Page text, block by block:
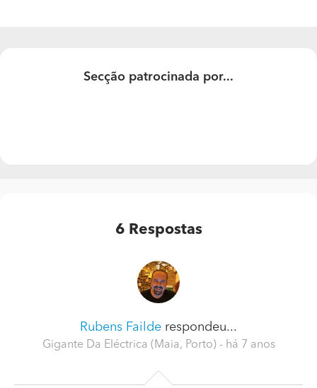
Secção patrocinada por...
6 Respostas
Rubens Failde respondeu...
Gigante Da Eléctrica (Maia, Porto) - há 7 anos